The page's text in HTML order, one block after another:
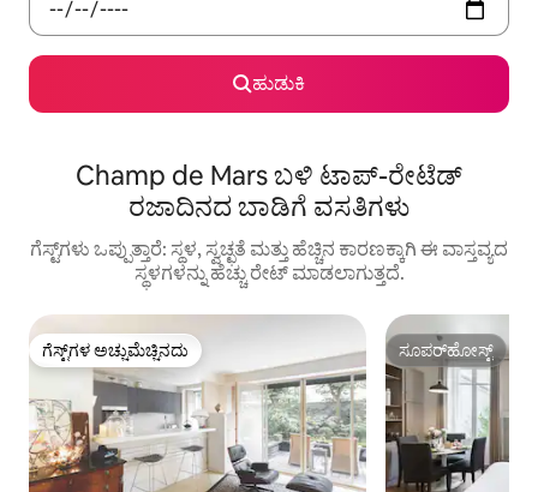
ಹುಡುಕಿ
Champ de Mars ಬಳಿ ಟಾಪ್-ರೇಟೆಡ್
ರಜಾದಿನದ ಬಾಡಿಗೆ ವಸತಿಗಳು
ಗೆಸ್ಟ್‌ಗಳು ಒಪ್ಪುತ್ತಾರೆ: ಸ್ಥಳ, ಸ್ವಚ್ಛತೆ ಮತ್ತು ಹೆಚ್ಚಿನ ಕಾರಣಕ್ಕಾಗಿ ಈ ವಾಸ್ತವ್ಯದ
ಸ್ಥಳಗಳನ್ನು ಹೆಚ್ಚು ರೇಟ್ ಮಾಡಲಾಗುತ್ತದೆ.
ಗೆಸ್ಟ್‌ಗಳ ಅಚ್ಚುಮೆಚ್ಚಿನದು
ಗೆಸ್ಟ್‌ಗಳ ಅಚ್ಚುಮೆಚ್ಚಿನದು ಸೂಪರ್‌ಹೋಸ್ಟ್
ಸೂಪರ್‌ಹೋಸ್ಟ್